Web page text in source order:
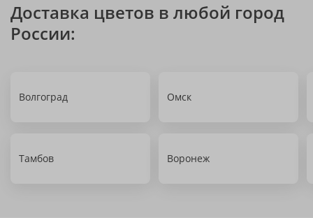
Доставка цветов в любой город
России:
Волгоград Омск
Тамбов Воронеж